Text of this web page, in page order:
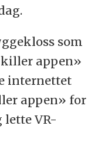
som
appen»
internettet
appen» for
lette VR-